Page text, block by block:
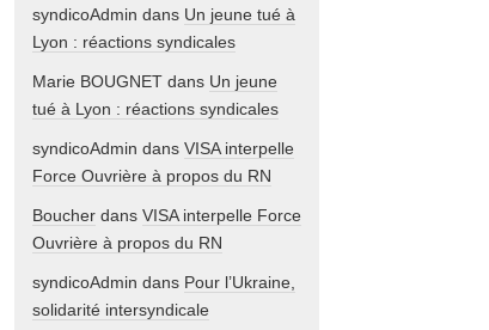
syndicoAdmin dans Un jeune tué à
Lyon : réactions syndicales
Marie BOUGNET dans Un jeune
tué à Lyon : réactions syndicales
syndicoAdmin dans VISA interpelle
Force Ouvrière à propos du RN
Boucher dans VISA interpelle Force
Ouvrière à propos du RN
syndicoAdmin dans Pour l’Ukraine,
solidarité intersyndicale